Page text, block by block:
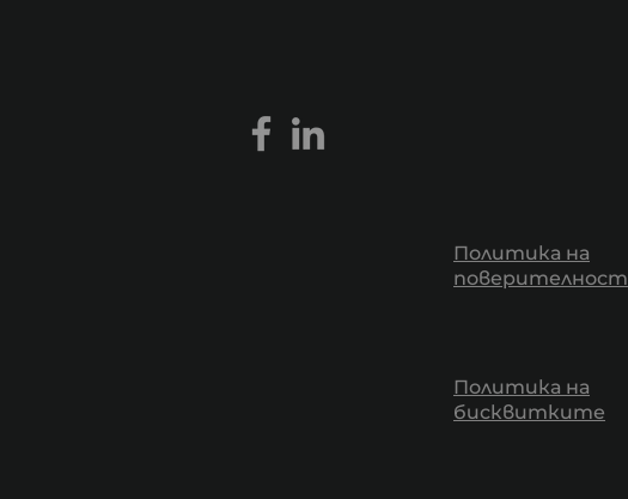
Политика на
поверителност
Политика на
бисквитките